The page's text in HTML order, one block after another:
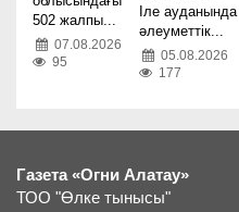
502 жалпы...
07.08.2026
95
Іле ауданында
әлеуметтік...
05.08.2026
177
Газета «Огни Алатау»
ТОО "Өлке тынысы"